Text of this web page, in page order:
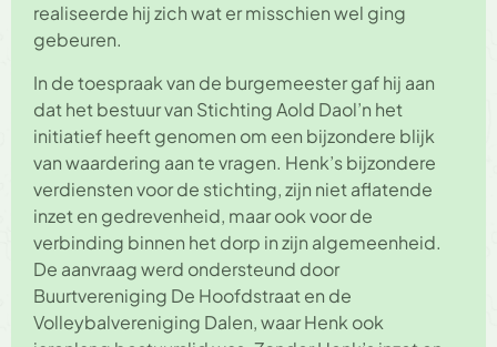
realiseerde hij zich wat er misschien wel ging
gebeuren.
In de toespraak van de burgemeester gaf hij aan
dat het bestuur van Stichting Aold Daol’n het
initiatief heeft genomen om een bijzondere blijk
van waardering aan te vragen. Henk’s bijzondere
verdiensten voor de stichting, zijn niet aflatende
inzet en gedrevenheid, maar ook voor de
verbinding binnen het dorp in zijn algemeenheid.
De aanvraag werd ondersteund door
Buurtvereniging De Hoofdstraat en de
Volleybalvereniging Dalen, waar Henk ook